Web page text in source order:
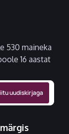
530 maineka
16 aastat